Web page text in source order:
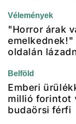
Vélemények
"Horror árak
emelkednek!"
oldalán
Belföld
Emberi
millió forintot
budaörsi férfi